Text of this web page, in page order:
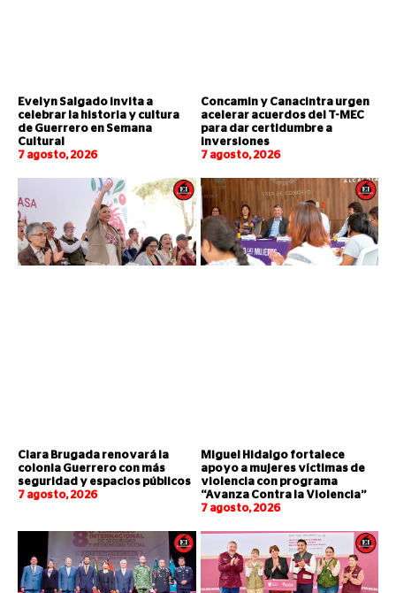
Evelyn Salgado invita a
celebrar la historia y cultura
de Guerrero en Semana
Cultural
7 agosto, 2026
Concamin y Canacintra urgen
acelerar acuerdos del T-MEC
para dar certidumbre a
inversiones
7 agosto, 2026
Clara Brugada renovará la
colonia Guerrero con más
seguridad y espacios públicos
7 agosto, 2026
Miguel Hidalgo fortalece
apoyo a mujeres víctimas de
violencia con programa
“Avanza Contra la Violencia”
7 agosto, 2026